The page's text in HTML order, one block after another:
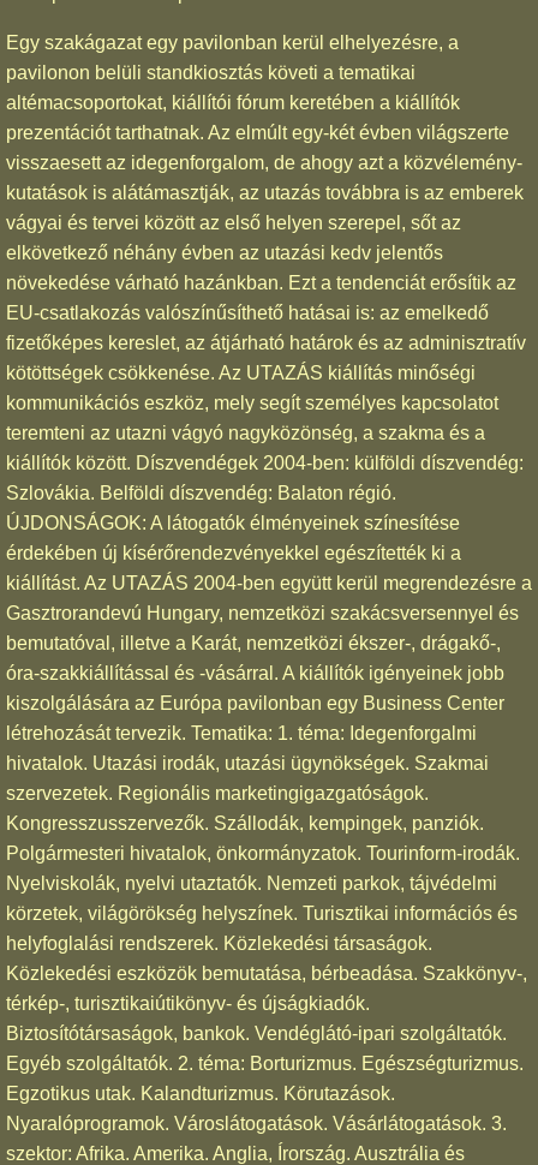
Egy szakágazat egy pavilonban kerül elhelyezésre, a
pavilonon belüli standkiosztás követi a tematikai
altémacsoportokat, kiállítói fórum keretében a kiállítók
prezentációt tarthatnak. Az elmúlt egy-két évben világszerte
visszaesett az idegenforgalom, de ahogy azt a közvélemény-
kutatások is alátámasztják, az utazás továbbra is az emberek
vágyai és tervei között az első helyen szerepel, sőt az
elkövetkező néhány évben az utazási kedv jelentős
növekedése várható hazánkban. Ezt a tendenciát erősítik az
EU-csatlakozás valószínűsíthető hatásai is: az emelkedő
fizetőképes kereslet, az átjárható határok és az adminisztratív
kötöttségek csökkenése. Az UTAZÁS kiállítás minőségi
kommunikációs eszköz, mely segít személyes kapcsolatot
teremteni az utazni vágyó nagyközönség, a szakma és a
kiállítók között. Díszvendégek 2004-ben: külföldi díszvendég:
Szlovákia. Belföldi díszvendég: Balaton régió.
ÚJDONSÁGOK: A látogatók élményeinek színesítése
érdekében új kísérőrendezvényekkel egészítették ki a
kiállítást. Az UTAZÁS 2004-ben együtt kerül megrendezésre a
Gasztrorandevú Hungary, nemzetközi szakácsversennyel és
bemutatóval, illetve a Karát, nemzetközi ékszer-, drágakő-,
óra-szakkiállítással és -vásárral. A kiállítók igényeinek jobb
kiszolgálására az Európa pavilonban egy Business Center
létrehozását tervezik. Tematika: 1. téma: Idegenforgalmi
hivatalok. Utazási irodák, utazási ügynökségek. Szakmai
szervezetek. Regionális marketingigazgatóságok.
Kongresszusszervezők. Szállodák, kempingek, panziók.
Polgármesteri hivatalok, önkormányzatok. Tourinform-irodák.
Nyelviskolák, nyelvi utaztatók. Nemzeti parkok, tájvédelmi
körzetek, világörökség helyszínek. Turisztikai információs és
helyfoglalási rendszerek. Közlekedési társaságok.
Közlekedési eszközök bemutatása, bérbeadása. Szakkönyv-,
térkép-, turisztikaiútikönyv- és újságkiadók.
Biztosítótársaságok, bankok. Vendéglátó-ipari szolgáltatók.
Egyéb szolgáltatók. 2. téma: Borturizmus. Egészségturizmus.
Egzotikus utak. Kalandturizmus. Körutazások.
Nyaralóprogramok. Városlátogatások. Vásárlátogatások. 3.
szektor: Afrika. Amerika. Anglia, Írország. Ausztrália és